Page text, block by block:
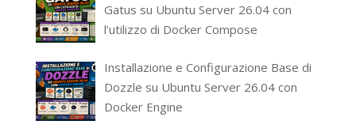
Gatus su Ubuntu Server 26.04 con
l’utilizzo di Docker Compose
Installazione e Configurazione Base di
Dozzle su Ubuntu Server 26.04 con
Docker Engine